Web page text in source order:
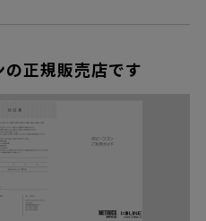
の正規販売店です